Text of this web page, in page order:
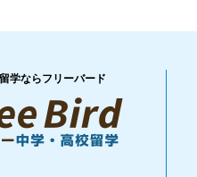
学ならフリーバード